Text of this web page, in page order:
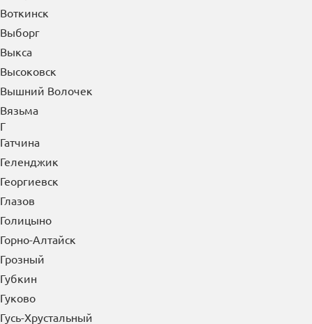
Воткинск
Выборг
Выкса
Высоковск
Вышний Волочек
Вязьма
Г
Гатчина
Геленджик
Георгиевск
Глазов
Голицыно
Горно-Алтайск
Грозный
Губкин
Гуково
Гусь-Хрустальный